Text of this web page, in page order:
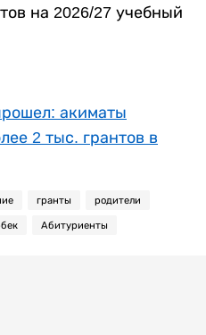
на 2026/27 учебный
акиматы
2 тыс. грантов в
гранты родители
Абитуриенты